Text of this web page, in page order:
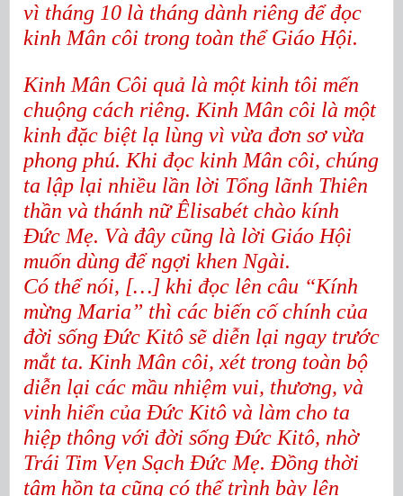
vì tháng 10 là tháng dành riêng để đọc
kinh Mân côi trong toàn thể Giáo Hội.
Kinh Mân Côi quả là một kinh tôi mến
chuộng cách riêng. Kinh Mân côi là một
kinh đặc biệt lạ lùng vì vừa đơn sơ vừa
phong phú. Khi đọc kinh Mân côi, chúng
ta lập lại nhiều lần lời Tổng lãnh Thiên
thần và thánh nữ Êlisabét chào kính
Đức Mẹ. Và đây cũng là lời Giáo Hội
muốn dùng để ngợi khen Ngài.
Có thể nói, […] khi đọc lên câu “Kính
mừng Maria” thì các biến cố chính của
đời sống Đức Kitô sẽ diễn lại ngay trước
mắt ta. Kinh Mân côi, xét trong toàn bộ
diễn lại các mầu nhiệm vui, thương, và
vinh hiển của Đức Kitô và làm cho ta
hiệp thông với đời sống Đức Kitô, nhờ
Trái Tim Vẹn Sạch Đức Mẹ. Đồng thời
tâm hồn ta cũng có thể trình bày lên